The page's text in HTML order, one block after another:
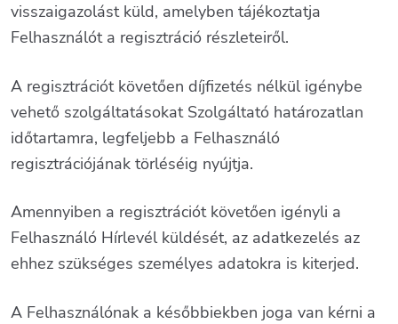
visszaigazolást küld, amelyben tájékoztatja
Felhasználót a regisztráció részleteiről.
A regisztrációt követően díjfizetés nélkül igénybe
vehető szolgáltatásokat Szolgáltató határozatlan
időtartamra, legfeljebb a Felhasználó
regisztrációjának törléséig nyújtja.
Amennyiben a regisztrációt követően igényli a
Felhasználó Hírlevél küldését, az adatkezelés az
ehhez szükséges személyes adatokra is kiterjed.
A Felhasználónak a későbbiekben joga van kérni a